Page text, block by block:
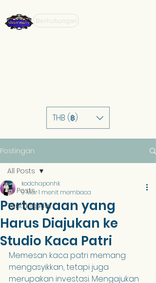
Berhubungan
THB (฿)
Postingan
All Posts
Tentang Alat
All Posts
Pertanyaan yang
Harus Diajukan ke
Studio Kaca Patri
kodchaponhk
9 Mar1 menit membaca
Memesan kaca patri memang
mengasyikkan, tetapi juga
merupakan investasi. Mengajukan